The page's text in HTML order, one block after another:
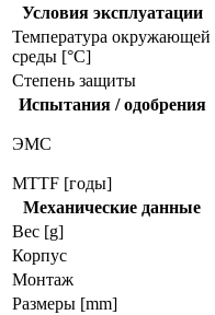
Условия эксплуатации
Температура окружающей
среды [°C]
Степень защиты
Испытания / одобрения
ЭMC
MTTF [годы]
Механические данные
Вес [g]
Корпус
Монтаж
Размеры [mm]